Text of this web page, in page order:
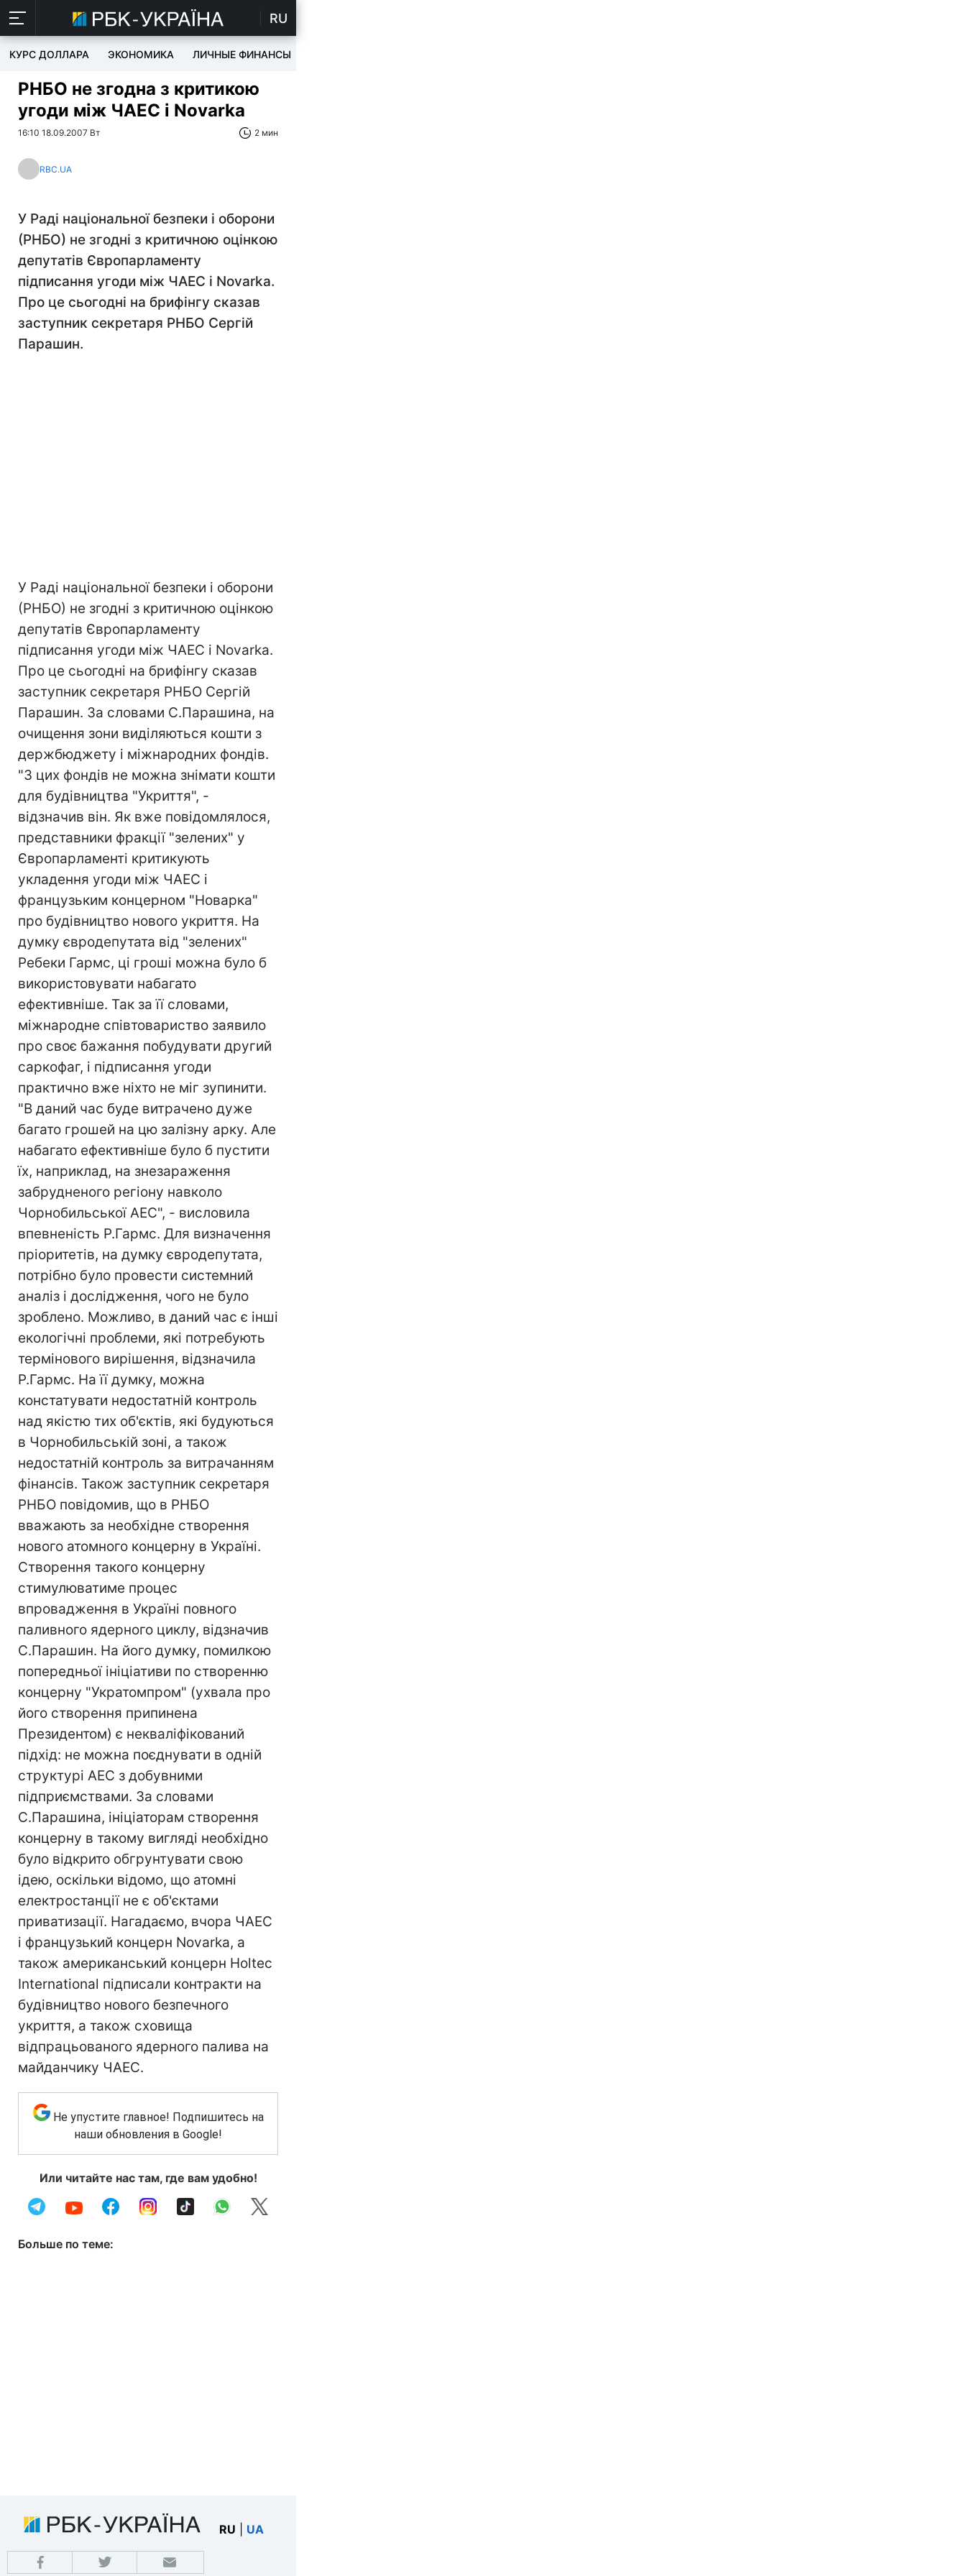
RU
КУРС ДОЛЛАРА ЭКОНОМИКА ЛИЧНЫЕ ФИНАНСЫ
РНБО не згодна з критикою
угоди між ЧАЕС і Novarkа
16:10 18.09.2007 Вт 2 мин
RBC.UA
У Раді національної безпеки і оборони
(РНБО) не згодні з критичною оцінкою
депутатів Європарламенту
підписання угоди між ЧАЕС і Novarkа.
Про це сьогодні на брифінгу сказав
заступник секретаря РНБО Сергій
Парашин.
У Раді національної безпеки і оборони
(РНБО) не згодні з критичною оцінкою
депутатів Європарламенту
підписання угоди між ЧАЕС і Novarkа.
Про це сьогодні на брифінгу сказав
заступник секретаря РНБО Сергій
Парашин. За словами С.Парашина, на
очищення зони виділяються кошти з
держбюджету і міжнародних фондів.
"З цих фондів не можна знімати кошти
для будівництва "Укриття", -
відзначив він. Як вже повідомлялося,
представники фракції "зелених" у
Європарламенті критикують
укладення угоди між ЧАЕС і
французьким концерном "Новарка"
про будівництво нового укриття. На
думку євродепутата від "зелених"
Ребеки Гармс, ці гроші можна було б
використовувати набагато
ефективніше. Так за її словами,
міжнародне співтовариство заявило
про своє бажання побудувати другий
саркофаг, і підписання угоди
практично вже ніхто не міг зупинити.
"В даний час буде витрачено дуже
багато грошей на цю залізну арку. Але
набагато ефективніше було б пустити
їх, наприклад, на знезараження
забрудненого регіону навколо
Чорнобильської АЕС", - висловила
впевненість Р.Гармс. Для визначення
пріоритетів, на думку євродепутата,
потрібно було провести системний
аналіз і дослідження, чого не було
зроблено. Можливо, в даний час є інші
екологічні проблеми, які потребують
термінового вирішення, відзначила
Р.Гармс. На її думку, можна
констатувати недостатній контроль
над якістю тих об'єктів, які будуються
в Чорнобильській зоні, а також
недостатній контроль за витрачанням
фінансів. Також заступник секретаря
РНБО повідомив, що в РНБО
вважають за необхідне створення
нового атомного концерну в Україні.
Створення такого концерну
стимулюватиме процес
впровадження в Україні повного
паливного ядерного циклу, відзначив
С.Парашин. На його думку, помилкою
попередньої ініціативи по створенню
концерну "Укратомпром" (ухвала про
його створення припинена
Президентом) є некваліфікований
підхід: не можна поєднувати в одній
структурі АЕС з добувними
підприємствами. За словами
С.Парашина, ініціаторам створення
концерну в такому вигляді необхідно
було відкрито обгрунтувати свою
ідею, оскільки відомо, що атомні
електростанції не є об'єктами
приватизації. Нагадаємо, вчора ЧАЕС
і французький концерн Novarka, а
також американський концерн Holteс
International підписали контракти на
будівництво нового безпечного
укриття, а також сховища
відпрацьованого ядерного палива на
майданчику ЧАЕС.
Не упустите главное! Подпишитесь на
наши обновления в Google!
Или читайте нас там, где вам удобно!
Больше по теме:
RU UA